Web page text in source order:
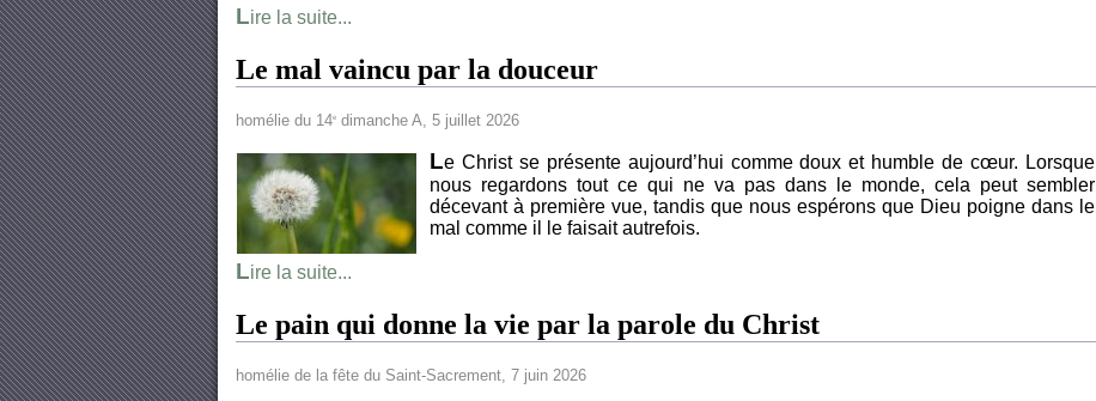
Lire la suite...
Le mal vaincu par la douceur
homélie du 14e dimanche A, 5 juillet 2026
Le Christ se présente aujourd’hui comme doux et humble de cœur. Lorsque
nous regardons tout ce qui ne va pas dans le monde, cela peut sembler
décevant à première vue, tandis que nous espérons que Dieu poigne dans le
mal comme il le faisait autrefois.
Lire la suite...
Le pain qui donne la vie par la parole du Christ
homélie de la fête du Saint-Sacrement, 7 juin 2026